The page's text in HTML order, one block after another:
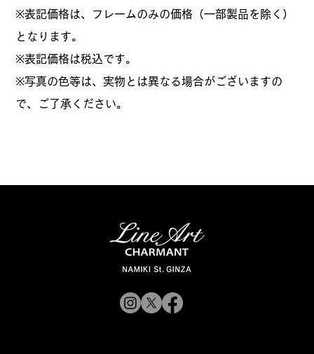
※表記価格は、フレームのみの価格（一部製品を除く）
となります。
​※表記価格は税込です。
※写真の色等は、実物とは異なる場合がございますの
で、ご了承ください。